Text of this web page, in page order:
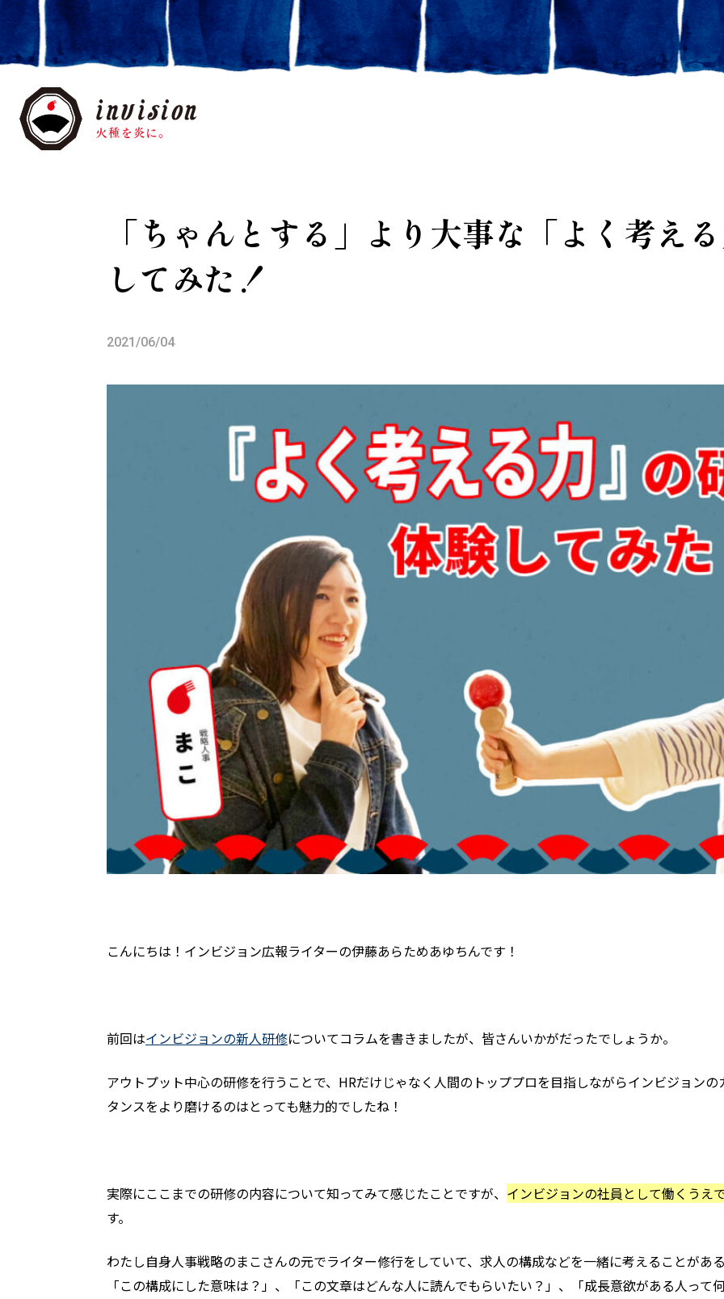
「ちゃんとする」より大事な「よく考え
してみた！
2021/06/04
こんにちは！インビジョン広報ライターの伊藤あらためあゆちんです！
前回はインビジョンの新人研修についてコラムを書きましたが、皆さんいかがだったでしょうか。
アウトプット中心の研修を行うことで、HRだけじゃなく人間のトッププロを目指しながらインビジョン
タンスをより磨けるのはとっても魅力的でしたね！
実際にここまでの研修の内容について知ってみて感じたことですが、 インビジョンの社員として働くうえ
す。
わたし自身人事戦略のまこさんの元でライター修行をしていて、求人の構成などを一緒に考えることがあ
「この構成にした意味は？」、「この文章はどんな人に読んでもらいたい？」、「成長意欲がある人って